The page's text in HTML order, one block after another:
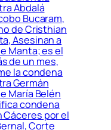
Abdalá
Bucaram,
de Cristhian
Asesinan a
Manta; es el
de un mes,
la condena
Germán
María Belén
condena
Cáceres por el
Corte